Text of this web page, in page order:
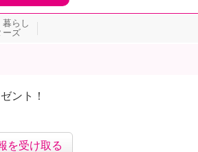
らし
ーズ
ント！
を受け取る